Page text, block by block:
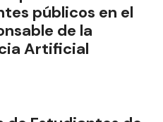
públicos en el
de la
Artificial